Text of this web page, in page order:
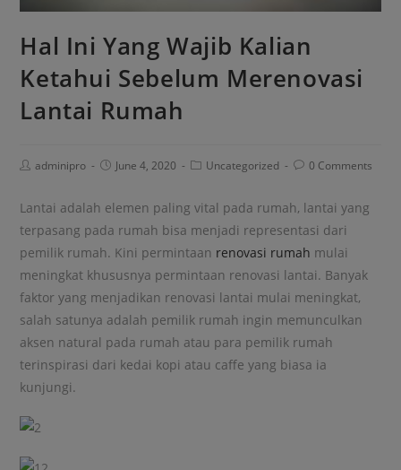
Hal Ini Yang Wajib Kalian
Ketahui Sebelum Merenovasi
Lantai Rumah
Postadminipro
PostJune 4, 2020
PostUncategorized
Post0 Comments
Lantai adalah elemen paling vital pada rumah, lantai yang
terpasang pada rumah bisa menjadi representasi dari
pemilik rumah. Kini permintaan renovasi rumah mulai
meningkat khususnya permintaan renovasi lantai. Banyak
faktor yang menjadikan renovasi lantai mulai meningkat,
salah satunya adalah pemilik rumah ingin memunculkan
aksen natural pada rumah atau para pemilik rumah
terinspirasi dari kedai kopi atau caffe yang biasa ia
kunjungi.